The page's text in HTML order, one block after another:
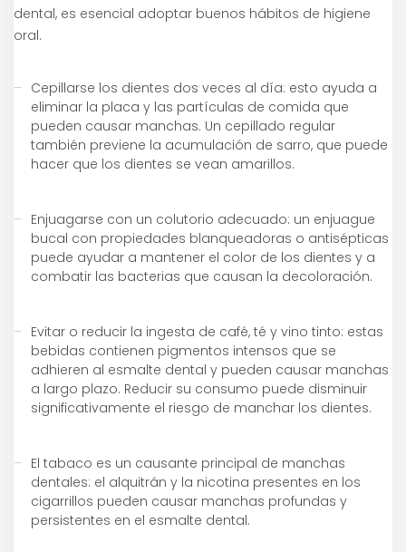
dental, es esencial adoptar buenos hábitos de higiene
oral.
Cepillarse los dientes dos veces al día: esto ayuda a
eliminar la placa y las partículas de comida que
pueden causar manchas. Un cepillado regular
también previene la acumulación de sarro, que puede
hacer que los dientes se vean amarillos.
Enjuagarse con un colutorio adecuado: un enjuague
bucal con propiedades blanqueadoras o antisépticas
puede ayudar a mantener el color de los dientes y a
combatir las bacterias que causan la decoloración.
Evitar o reducir la ingesta de café, té y vino tinto: estas
bebidas contienen pigmentos intensos que se
adhieren al esmalte dental y pueden causar manchas
a largo plazo. Reducir su consumo puede disminuir
significativamente el riesgo de manchar los dientes.
El tabaco es un causante principal de manchas
dentales: el alquitrán y la nicotina presentes en los
cigarrillos pueden causar manchas profundas y
persistentes en el esmalte dental.